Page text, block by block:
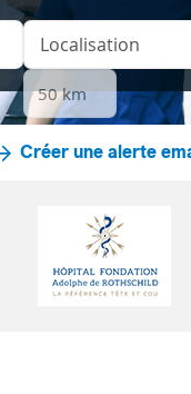
Créer une alerte